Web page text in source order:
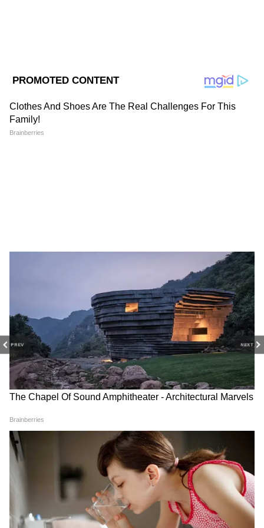
PREV NEXT
২০২৩ সালের নির্বাচনী লড়াইয়ের প্রথম রাউন্ডে
ব্যাপকভাবে ব্যর্থ হওয়ার পরে দলের আশা এখন
ছয়টি রাজ্যের উপর নির্ভর করছে, যেখানে এই
বছরের শেষের দিকে নির্বাচন হবে। ছয়টির মধ্যে
রয়েছে মধ্যপ্রদেশ, রাজস্থান, ছত্তিশগড় ও কর্ণাটক,
এই চারটি রাজ্যে সরাসরি প্রতিদ্বন্দ্বিতা করবে
কংগ্রেস ও বিজেপি। এখন শুধুমাত্র এই চারটি
রাজ্যই ভারতের সংসদে বিরোধী ম্যাট্রিক্সে কংগ্রেসের
ভাগ্য এবং অবস্থান নির্ধারণ করতে পারে।
আরও পড়ুন-
নোটা-র থেকেও কম ভোট পেল তৃণমূল, ম্যাজিক
ফিগার ছাড়িয়ে যাওয়ার দৌড়ে বিজেপি
RECOMMENDED STORIES